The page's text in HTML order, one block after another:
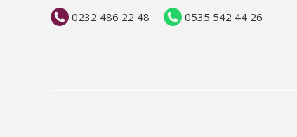
0232 486 22 48 0535 542 44 26